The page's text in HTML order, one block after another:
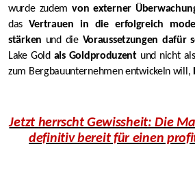
wurde zudemvon externer
dasVertrauen in die erfolgreich
stärken und die Voraussetzungen dafür
Lake Gold als Goldproduzentund nicht
zum Bergbauunternehmen entwickeln will,
Jetzt herrscht Gewissheit: Die
definitiv bereit für einen